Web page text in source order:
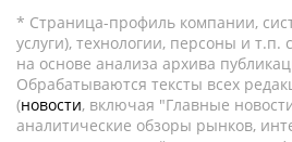
* Страница-профиль компании,
услуги), технологии, персоны и т.п.
на основе анализа архива
Обрабатываются тексты всех
(новости, включая "Главные
аналитические обзоры рынков,